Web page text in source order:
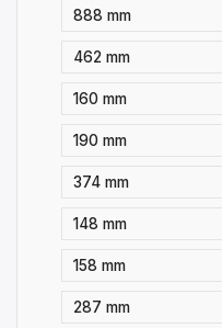
888 mm
462 mm
160 mm
190 mm
374 mm
148 mm
158 mm
287 mm